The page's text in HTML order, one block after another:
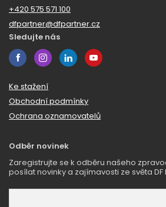
+420 575 571 100
dfpartner@dfpartner.cz
Sledujte nás
Ke stažení
Obchodní podmínky
Ochrana oznamovatelů
Odběr novinek
Zaregistrujte se k odběru našeho
posílat novinky a zajímavosti ze světa DF